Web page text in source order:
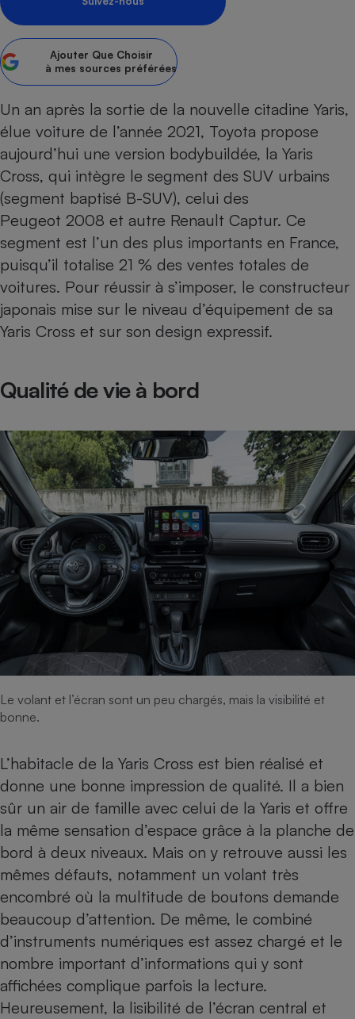
Ajouter Que Choisir
à mes sources préférées
Un an après la sortie de la nouvelle citadine Yaris,
élue voiture de l’année 2021, Toyota propose
aujourd’hui une version bodybuildée, la Yaris
Cross, qui intègre le segment des SUV urbains
(segment baptisé B-SUV), celui des
Peugeot 2008 et autre Renault Captur. Ce
segment est l’un des plus importants en France,
puisqu’il totalise 21 % des ventes totales de
voitures. Pour réussir à s’imposer, le constructeur
japonais mise sur le niveau d’équipement de sa
Yaris Cross et sur son design expressif.
Qualité de vie à bord
Le volant et l’écran sont un peu chargés, mais la visibilité et
bonne.
L’habitacle de la Yaris Cross est bien réalisé et
donne une bonne impression de qualité. Il a bien
sûr un air de famille avec celui de la Yaris et offre
la même sensation d’espace grâce à la planche de
bord à deux niveaux. Mais on y retrouve aussi les
mêmes défauts, notamment un volant très
encombré où la multitude de boutons demande
beaucoup d’attention. De même, le combiné
d’instruments numériques est assez chargé et le
nombre important d’informations qui y sont
affichées complique parfois la lecture.
Heureusement, la lisibilité de l’écran central et
bouteille
Banque
Petit électroménager -
Lave-linge
Climatiseur -
Ventilateur
Robot ménager
Téléviseur
Antivirus
Matelas
Radiateur électrique
Climatiseur -
Ventilateur
Antimoustique